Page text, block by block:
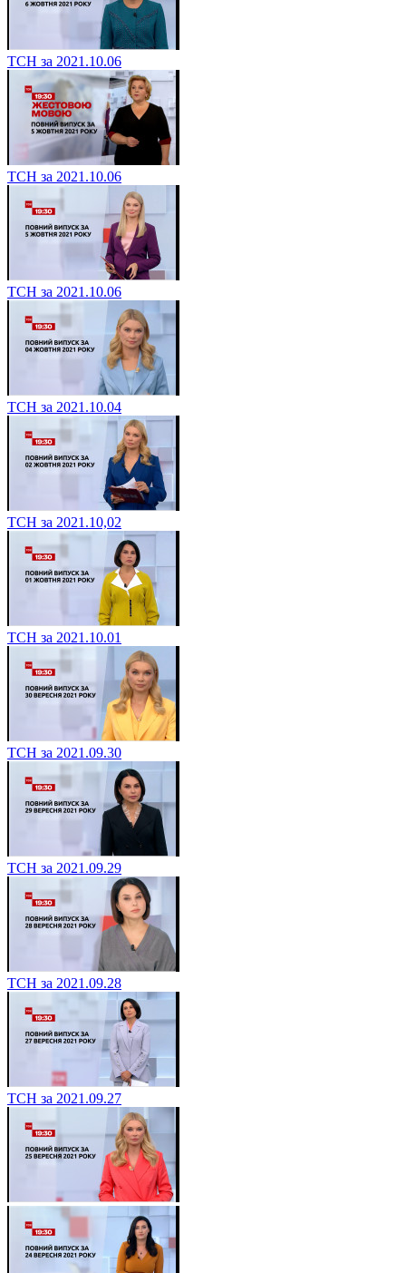
ТСН за 2021.10.06
ТСН за 2021.10.06
ТСН за 2021.10.06
ТСН за 2021.10.04
ТСН за 2021.10,02
ТСН за 2021.10.01
ТСН за 2021.09.30
ТСН за 2021.09.29
ТСН за 2021.09.28
ТСН за 2021.09.27